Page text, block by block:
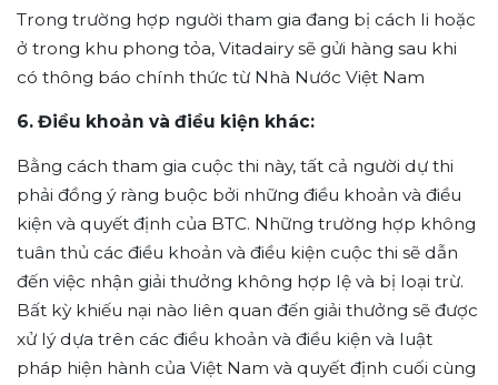
Trong trường hợp người tham gia đang bị cách li hoặc
ở trong khu phong tỏa, Vitadairy sẽ gửi hàng sau khi
có thông báo chính thức từ Nhà Nước Việt Nam
6. Điều khoản và điều kiện khác:
Bằng cách tham gia cuộc thi này, tất cả người dự thi
phải đồng ý ràng buộc bởi những điều khoản và điều
kiện và quyết định của BTC. Những trường hợp không
tuân thủ các điều khoản và điều kiện cuộc thi sẽ dẫn
đến việc nhận giải thưởng không hợp lệ và bị loại trừ.
Bất kỳ khiếu nại nào liên quan đến giải thưởng sẽ được
xử lý dựa trên các điều khoản và điều kiện và luật
pháp hiện hành của Việt Nam và quyết định cuối cùng